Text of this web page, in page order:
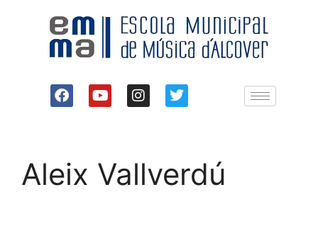
Aleix Vallverdú